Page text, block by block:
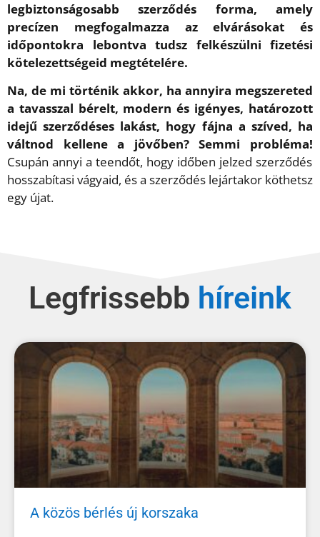
legbiztonságosabb szerződés forma, amely
precízen megfogalmazza az elvárásokat és
időpontokra lebontva tudsz felkészülni fizetési
kötelezettségeid megtételére.
Na, de mi történik akkor, ha annyira megszereted
a tavasszal bérelt, modern és igényes, határozott
idejű szerződéses lakást, hogy fájna a szíved, ha
váltnod kellene a jövőben? Semmi probléma!
Csupán annyi a teendőt, hogy időben jelzed szerződés
hosszabítasi vágyaid, és a szerződés lejártakor köthetsz
egy újat.
Legfrissebb
A közös bérlés új korszaka